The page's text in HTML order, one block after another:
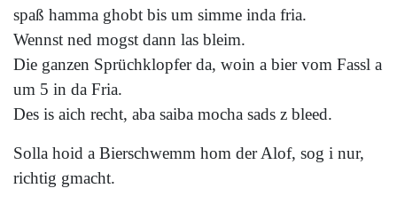
spaß hamma ghobt bis um simme inda fria.
Wennst ned mogst dann las bleim.
Die ganzen Sprüchklopfer da, woin a bier vom Fassl a
um 5 in da Fria.
Des is aich recht, aba saiba mocha sads z bleed.
Solla hoid a Bierschwemm hom der Alof, sog i nur,
richtig gmacht.